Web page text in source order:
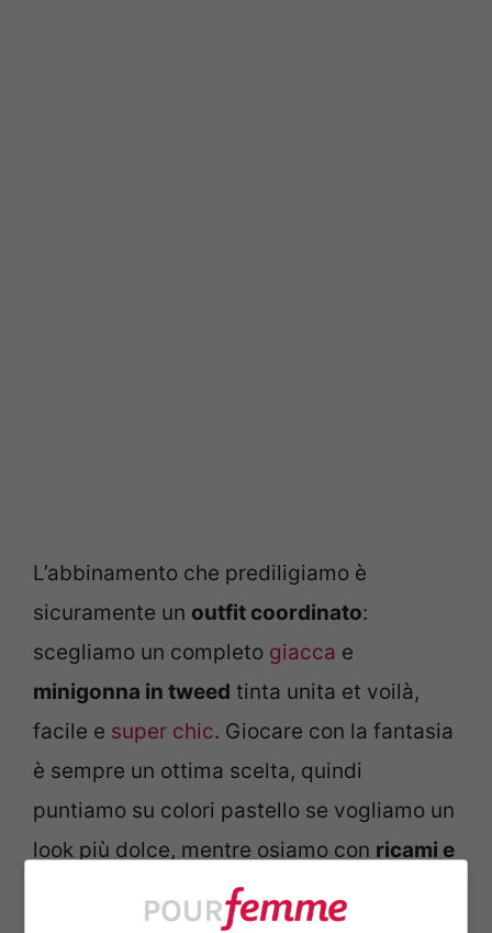
L’abbinamento che prediligiamo è
sicuramente un outfit coordinato:
scegliamo un completo giacca e
minigonna in tweed tinta unita et voilà,
facile e super chic. Giocare con la fantasia
è sempre un ottima scelta, quindi
puntiamo su colori pastello se vogliamo un
look più dolce, mentre osiamo con ricami e
applicazioni per essere grintose